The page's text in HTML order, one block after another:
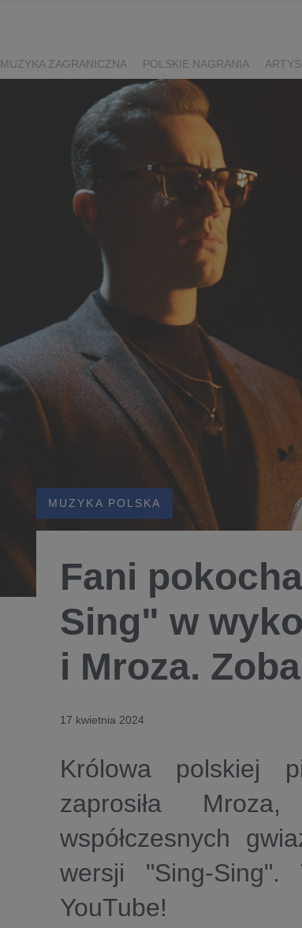
MUZYKA ZAGRANICZNA POLSKIE NAGRANIA
MUZYKA POLSKA
Fani
Sing" w
i Mroza.
17 kwietnia 2024
Królowa polskiej
zaprosiła
współczesnych
wersji "Sing-
YouTube!